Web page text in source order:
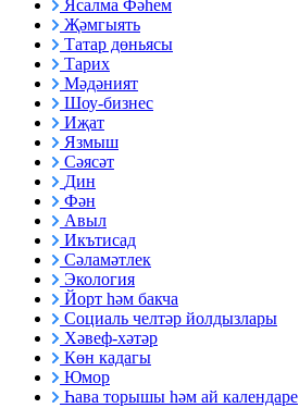
Ясалма Фәһем
Җәмгыять
Татар дөньясы
Тарих
Мәдәният
Шоу-бизнес
Иҗат
Язмыш
Сәясәт
Дин
Фән
Авыл
Икътисад
Сәламәтлек
Экология
Йорт һәм бакча
Социаль челтәр йолдызлары
Хәвеф-хәтәр
Көн кадагы
Юмор
Һава торышы һәм ай календаре